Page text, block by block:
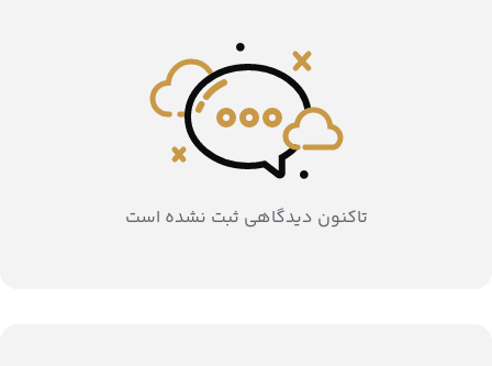
تاکنون دیدگاهی ثبت نشده است